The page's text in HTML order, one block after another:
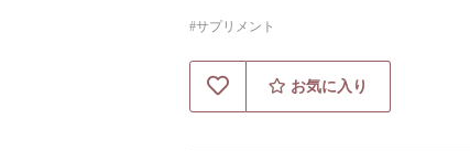
#サプリメント
お気に入り